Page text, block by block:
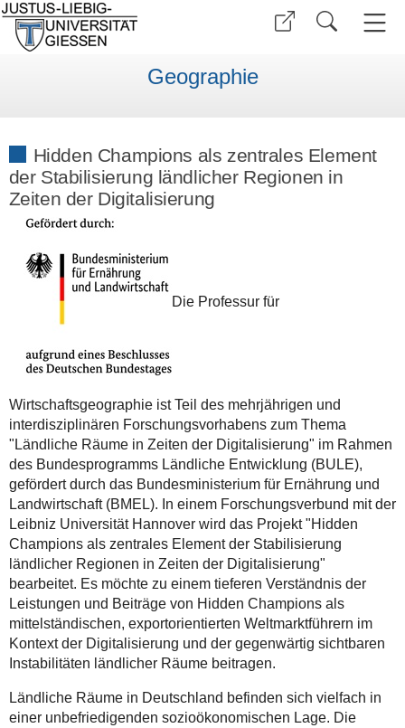
Geographie
Hidden Champions als zentrales Element
der Stabilisierung ländlicher Regionen in
Zeiten der Digitalisierung
Die Professur für
Wirtschaftsgeographie ist Teil des mehrjährigen und
interdisziplinären Forschungsvorhabens zum Thema
"Ländliche Räume in Zeiten der Digitalisierung" im Rahmen
des Bundesprogramms Ländliche Entwicklung (BULE),
gefördert durch das Bundesministerium für Ernährung und
Landwirtschaft (BMEL). In einem Forschungsverbund mit der
Leibniz Universität Hannover wird das Projekt "Hidden
Champions als zentrales Element der Stabilisierung
ländlicher Regionen in Zeiten der Digitalisierung"
bearbeitet. Es möchte zu einem tieferen Verständnis der
Leistungen und Beiträge von Hidden Champions als
mittelständischen, exportorientierten Weltmarktführern im
Kontext der Digitalisierung und der gegenwärtig sichtbaren
Instabilitäten ländlicher Räume beitragen.
Ländliche Räume in Deutschland befinden sich vielfach in
einer unbefriedigenden sozioökonomischen Lage. Die